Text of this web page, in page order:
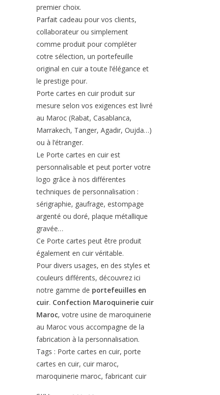
premier choix.
Parfait cadeau pour vos clients,
collaborateur ou simplement
comme produit pour compléter
cotre sélection, un portefeuille
original en cuir a toute l’élégance et
le prestige pour.
Porte cartes en cuir produit sur
mesure selon vos exigences est livré
au Maroc (Rabat, Casablanca,
Marrakech, Tanger, Agadir, Oujda…)
ou à l’étranger.
Le Porte cartes en cuir est
personnalisable et peut porter votre
logo grâce à nos différentes
techniques de personnalisation :
sérigraphie, gaufrage, estompage
argenté ou doré, plaque métallique
gravée…
Ce Porte cartes peut être produit
également en cuir véritable.
Pour divers usages, en des styles et
couleurs différents, découvrez ici
notre gamme de portefeuilles en
cuir. Confection Maroquinerie cuir
Maroc, votre usine de maroquinerie
au Maroc vous accompagne de la
fabrication à la personnalisation.
Tags : Porte cartes en cuir, porte
cartes en cuir, cuir maroc,
maroquinerie maroc, fabricant cuir